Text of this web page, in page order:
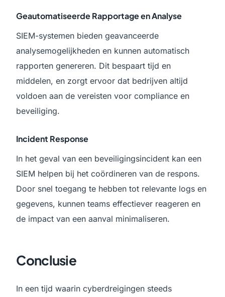
Geautomatiseerde Rapportage en Analyse
SIEM-systemen bieden geavanceerde
analysemogelijkheden en kunnen automatisch
rapporten genereren. Dit bespaart tijd en
middelen, en zorgt ervoor dat bedrijven altijd
voldoen aan de vereisten voor compliance en
beveiliging.
Incident Response
In het geval van een beveiligingsincident kan een
SIEM helpen bij het coördineren van de respons.
Door snel toegang te hebben tot relevante logs en
gegevens, kunnen teams effectiever reageren en
de impact van een aanval minimaliseren.
Conclusie
In een tijd waarin cyberdreigingen steeds